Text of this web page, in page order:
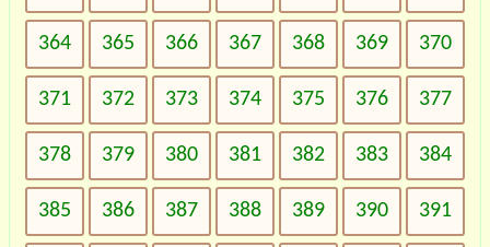
364 365 366 367 368 369 370
371 372 373 374 375 376 377
378 379 380 381 382 383 384
385 386 387 388 389 390 391